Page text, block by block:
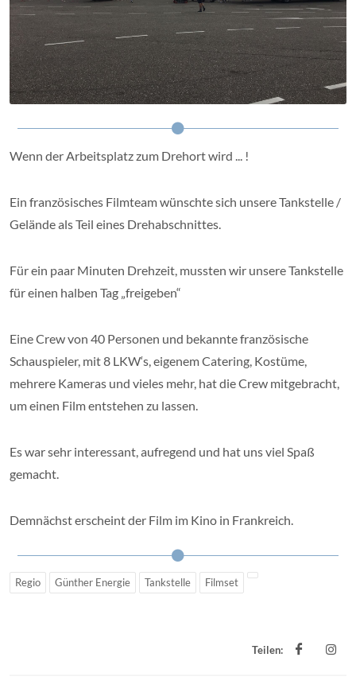
Wenn der Arbeitsplatz zum Drehort wird ... !
Ein französisches Filmteam wünschte sich unsere Tankstelle /
Gelände als Teil eines Drehabschnittes.
Für ein paar Minuten Drehzeit, mussten wir unsere Tankstelle
für einen halben Tag „freigeben“
Eine Crew von 40 Personen und bekannte französische
Schauspieler, mit 8 LKW‘s, eigenem Catering, Kostüme,
mehrere Kameras und vieles mehr, hat die Crew mitgebracht,
um einen Film entstehen zu lassen.
Es war sehr interessant, aufregend und hat uns viel Spaß
gemacht.
Demnächst erscheint der Film im Kino in Frankreich.
Regio Günther Energie Tankstelle Filmset
Teilen: